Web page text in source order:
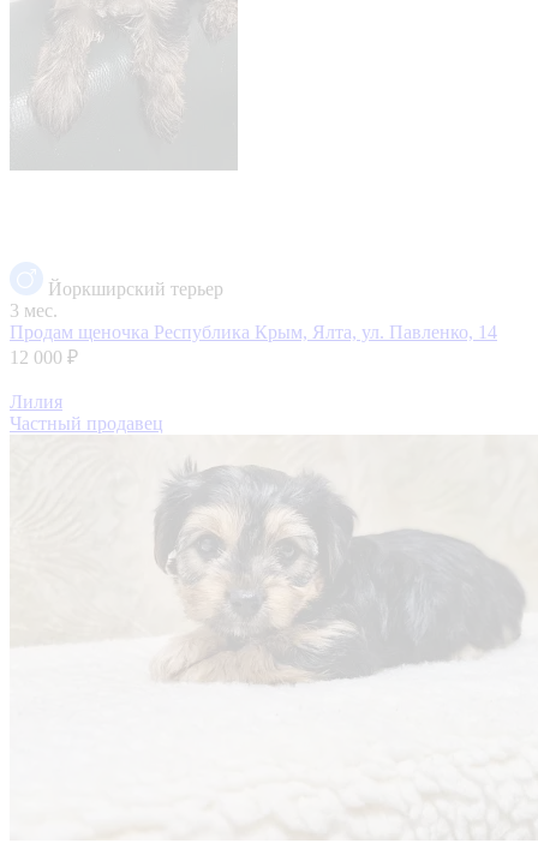
Йоркширский терьер
3 мес.
Продам щеночка Республика Крым, Ялта, ул. Павленко, 14
12 000 ₽
Лилия
Частный продавец